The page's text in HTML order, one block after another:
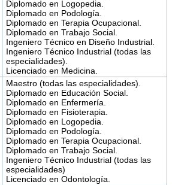
Diplomado en Logopedia.
Diplomado en Podología.
Diplomado en Terapia Ocupacional.
Diplomado en Trabajo Social.
Ingeniero Técnico en Diseño Industrial.
Ingeniero Técnico Industrial (todas las
especialidades).
Licenciado en Medicina.
Maestro (todas las especialidades).
Diplomado en Educación Social.
Diplomado en Enfermería.
Diplomado en Fisioterapia.
Diplomado en Logopedia.
Diplomado en Podología.
Diplomado en Terapia Ocupacional.
Diplomado en Trabajo Social.
Ingeniero Técnico Industrial (todas las
especialidades)
Licenciado en Odontología.